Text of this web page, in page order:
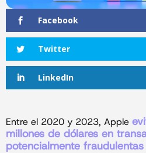
Facebook
Twitter
LinkedIn
Entre el 2020 y 2023, Apple
millones de dólares en
potencialmente fraudulentas